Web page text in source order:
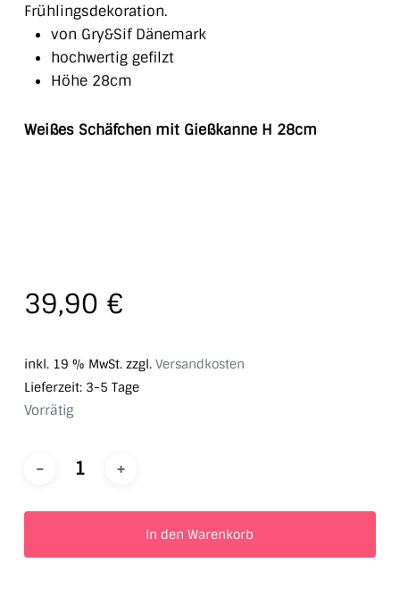
Frühlingsdekoration.
von Gry&Sif Dänemark
hochwertig gefilzt
Höhe 28cm
Weißes Schäfchen mit Gießkanne H 28cm
39,90 €
inkl. 19 % MwSt. zzgl. Versandkosten
Lieferzeit: 3-5 Tage
Vorrätig
In den Warenkorb